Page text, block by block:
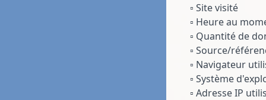
▫ Site visité
▫ Heure au
▫ Quantité de
▫ Source/
▫ Navigateur
▫ Système
▫ Adresse IP